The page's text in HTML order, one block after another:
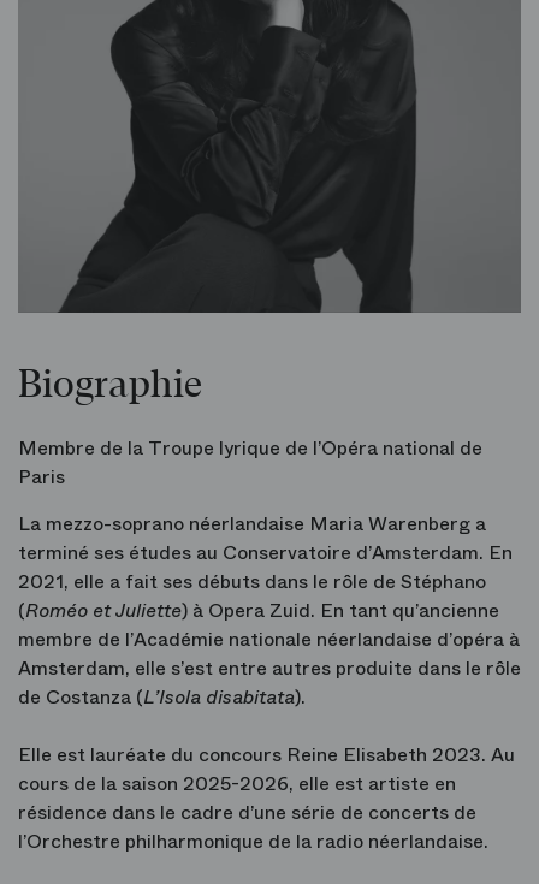
Biographie
Membre de la Troupe lyrique de l’Opéra national de
Paris
La mezzo-soprano néerlandaise Maria Warenberg a
terminé ses études au Conservatoire d’Amsterdam. En
2021, elle a fait ses débuts dans le rôle de Stéphano
(Roméo et Juliette) à Opera Zuid. En tant qu’ancienne
membre de l’Académie nationale néerlandaise d’opéra à
Amsterdam, elle s’est entre autres produite dans le rôle
de Costanza (L’Isola disabitata).
Elle est lauréate du concours Reine Elisabeth 2023. Au
cours de la saison 2025-2026, elle est artiste en
résidence dans le cadre d’une série de concerts de
l’Orchestre philharmonique de la radio néerlandaise.